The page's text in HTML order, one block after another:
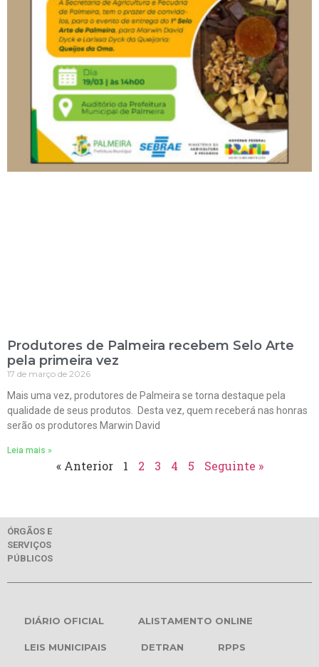
Produtores de Palmeira recebem Selo Arte
pela primeira vez
17 de março de 2026
Mais uma vez, produtores de Palmeira se torna destaque pela
qualidade de seus produtos. Desta vez, quem receberá nas honras
serão os produtores Marwin David
Leia mais »
« Anterior 1 2 3 4 5 Seguinte »
ÓRGÃOS E
SERVIÇOS
PÚBLICOS
DIÁRIO OFICIAL ALISTAMENTO ONLINE
LEIS MUNICIPAIS DETRAN RPPS